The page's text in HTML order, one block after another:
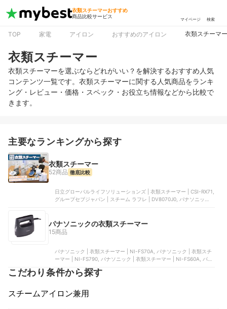
衣類スチーマーおすすめ
商品比較サービス
マイページ 検索
TOP 家電 アイロン おすすめのアイロン 衣類スチーマー
衣類スチーマー
衣類スチーマーを選ぶならどれがいい？を解決するおすすめ人気
コンテンツ一覧です。衣類スチーマーに関する人気商品をランキ
ング・レビュー・価格・スペック・お役立ち情報などから比較で
きます。
主要なランキングから探す
衣類スチーマー
52商品 徹底比較
日立グローバルライフソリューションズ | 衣類スチーマー | CSI-RX71,
グループセブジャパン | スチーム ラフレ | DV8070J0, パナソニック |
パナソニックの衣類スチーマー
15商品
パナソニック | 衣類スチーマー | NI-FS70A, パナソニック | 衣類スチ
ーマー | NI-FS790, パナソニック | 衣類スチーマー | NI-FS60A, パナ
ソニック | 衣類スチーマー | NI-FS430, パナソニック | 衣類スチーマ
ー | NI-FS60B-A
こだわり条件から探す
スチームアイロン兼用